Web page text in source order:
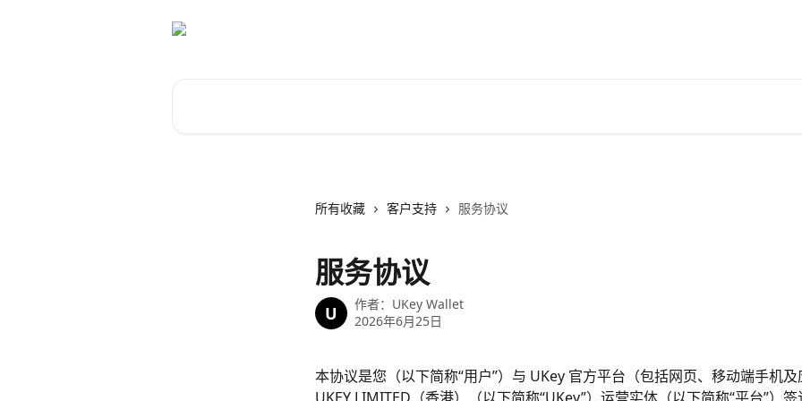
所有收藏 客户支持 服务协议
服务协议
U 作者： UKey Wallet
2026年6月25日
本协议是您（以下简称“用户”）与 UKey 官方平台（包括网页、移动端手机及